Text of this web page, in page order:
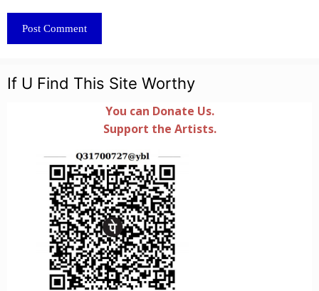
If U Find This Site Worthy